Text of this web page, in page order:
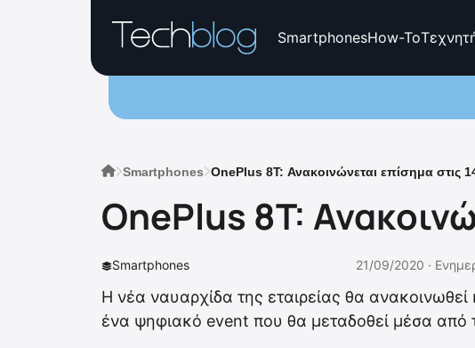
SmartphonesHow-To
Smartphones OnePlus 8T: Ανακοινώνεται επίσημα στις
OnePlus 8T:
Smartphones 21/09/2020 ·
Η νέα ναυαρχίδα της εταιρείας θα
ένα ψηφιακό event που θα μεταδοθεί μέσα από